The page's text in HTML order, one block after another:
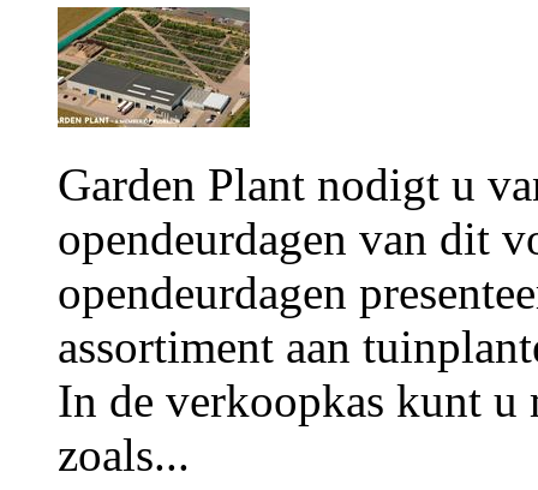
Garden Plant nodigt u
opendeurdagen van dit
opendeurdagen
assortiment aan
In de verkoopkas kunt u
zoals...